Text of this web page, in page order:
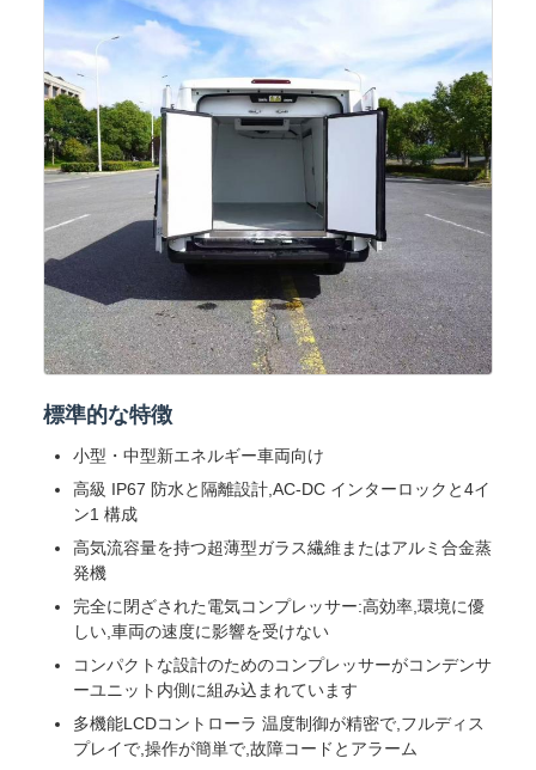
標準的な特徴
小型・中型新エネルギー車両向け
高級 IP67 防水と隔離設計,AC-DC インターロックと4イ
ン1 構成
高気流容量を持つ超薄型ガラス繊維またはアルミ合金蒸
発機
完全に閉ざされた電気コンプレッサー:高効率,環境に優
しい,車両の速度に影響を受けない
コンパクトな設計のためのコンプレッサーがコンデンサ
ーユニット内側に組み込まれています
多機能LCDコントローラ 温度制御が精密で,フルディス
プレイで,操作が簡単で,故障コードとアラーム